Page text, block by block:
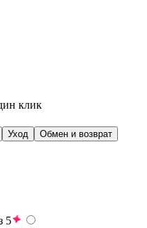
клик
Уход Обмен и возврат
5